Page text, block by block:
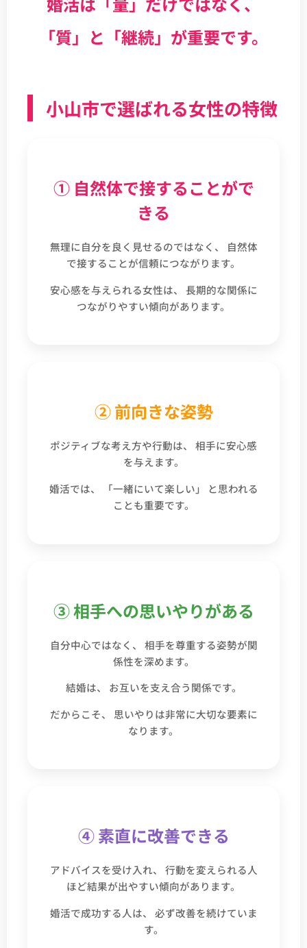
「質」と「継続」が重要です。
小山市で選ばれる女性の特徴
① 自然体で接することがで
きる
無理に自分を良く見せるのではなく、 自然体
で接することが信頼につながります。
安心感を与えられる女性は、 長期的な関係に
つながりやすい傾向があります。
② 前向きな姿勢
ポジティブな考え方や行動は、 相手に安心感
を与えます。
婚活では、 「一緒にいて楽しい」 と思われる
ことも重要です。
③ 相手への思いやりがある
自分中心ではなく、 相手を尊重する姿勢が関
係性を深めます。
結婚は、 お互いを支え合う関係です。
だからこそ、 思いやりは非常に大切な要素に
なります。
④ 素直に改善できる
アドバイスを受け入れ、 行動を変えられる人
ほど結果が出やすい傾向があります。
婚活で成功する人は、 必ず改善を続けていま
す。